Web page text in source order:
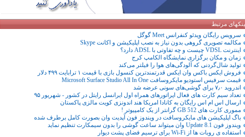
مرتبط
سرویس رایگان ویدئو کنفرانس Meet گوگل
مکالمه تصویری گروهی بدون نیاز به نصب اپلیکیشن و اکانت Skype
اینترنت VDSL چیست و چه تفاوتی با ADSL دارد؟
زمان و مکان برگزاری نمایشگاه الکامپ کرج
تولید شال‌گردنی که آلودگی‌های هوا را فیلتر می‌کند
فروش ایکس باکس وان ایکس قدرتمندترین کنسول بازی با قیمت ۱ ترابایت ۴۹۹ دلار
قیمت سرفیس استودیو مایکروسافت Microsoft Surface Studio All In One
اندروید ۷٫۰ برای گوشی‌های سونی عرضه شد
تعداد سیم کارت های فعال اپراتورهای همراه اول ایرانسل رایتل در کشور - شهریور ۹۵
ارسال اس ام اس رایگان به کانادا امریکا هند اندونزی کویت مالزی پاکستان
مموری کارت های 512 GB گرانتر از یک کامپیوتر !
باگ اپلیکیشن های مایکروسافت در ویندوز فون آپدیت وان بصورت کامل برطرف شده
ویندوز فون 8.1 Update وان میتواند ساعت گوشی را بدون سیمکارت تنظیم نماید
استفاده ی روبات ها از Wi-Fi برای ترسیم فضای پشت دیوار